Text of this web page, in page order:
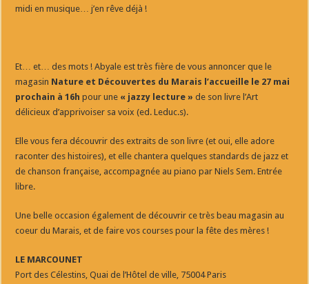
midi en musique… j’en rêve déjà !
Et… et… des mots ! Abyale est très fière de vous annoncer que le
magasin Nature et Découvertes du Marais l’accueille le 27 mai
prochain à 16h pour une « jazzy lecture » de son livre l’Art
délicieux d’apprivoiser sa voix (ed. Leduc.s).
Elle vous fera découvrir des extraits de son livre (et oui, elle adore
raconter des histoires), et elle chantera quelques standards de jazz et
de chanson française, accompagnée au piano par Niels Sem. Entrée
libre.
Une belle occasion également de découvrir ce très beau magasin au
coeur du Marais, et de faire vos courses pour la fête des mères !
LE MARCOUNET
Port des Célestins, Quai de l’Hôtel de ville, 75004 Paris